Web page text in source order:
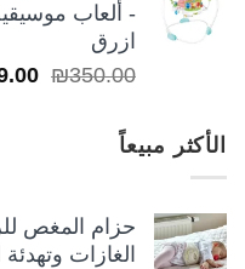
- ألعاب
ازرق
₪350.00
الأكثر مبيعاً
حزام المغص
الغازات